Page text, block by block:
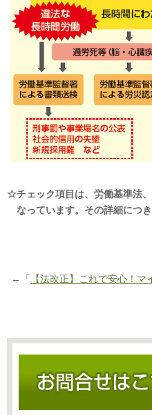
☆チェック項目は、労働基準法
なっています。その詳細につ
←「 【法改正】これで安心！